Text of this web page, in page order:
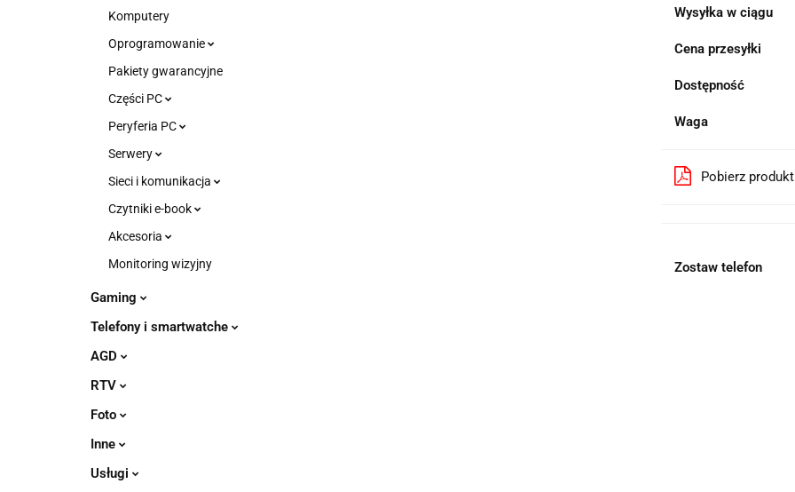
Komputery
Oprogramowanie
Pakiety gwarancyjne
Części PC
Peryferia PC
Serwery
Sieci i komunikacja
Czytniki e-book
Akcesoria
Monitoring wizyjny
Gaming
Telefony i smartwatche
AGD
RTV
Foto
Inne
Usługi
Wysyłka w ciągu
Cena przesyłki
Dostępność
Waga
Pobierz
Zostaw telefon